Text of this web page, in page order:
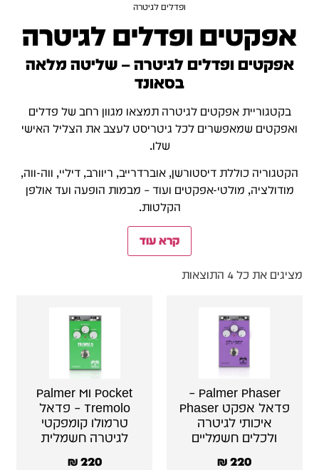
ופדלים לגיטרה
אפקטים ופדלים לגיטרה
אפקטים ופדלים לגיטרה – שליטה מלאה
בסאונד
בקטגוריית אפקטים לגיטרה תמצאו מגוון רחב של פדלים
ואפקטים שמאפשרים לכל גיטריסט לעצב את הצליל האישי
שלו.
הקטגוריה כוללת דיסטורשן, אוברדרייב, ריוורב, דיליי, ווה-ווה,
מודולציה, מולטי-אפקטים ועוד – מבמות הופעה ועד אולפן
הקלטות.
קרא עוד
מציגים את כל ⁦4⁩ התוצאות
Palmer Phaser –
פדאל אפקט Phaser
איכותי לגיטרה
ולכלים חשמליים
₪220
Palmer MI Pocket
Tremolo – פדאל
טרמולו קומפקטי
לגיטרה חשמלית
₪220